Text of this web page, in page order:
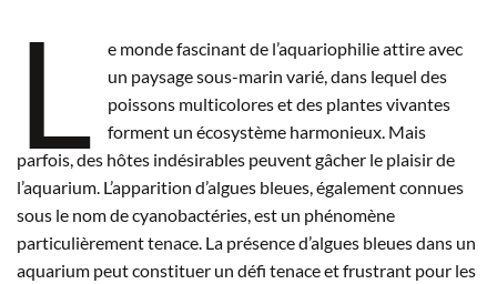
L
e monde fascinant de l’aquariophilie attire avec
un paysage sous-marin varié, dans lequel des
poissons multicolores et des plantes vivantes
forment un écosystème harmonieux. Mais
parfois, des hôtes indésirables peuvent gâcher le plaisir de
l’aquarium. L’apparition d’algues bleues, également connues
sous le nom de cyanobactéries, est un phénomène
particulièrement tenace. La présence d’algues bleues dans un
aquarium peut constituer un défi tenace et frustrant pour les